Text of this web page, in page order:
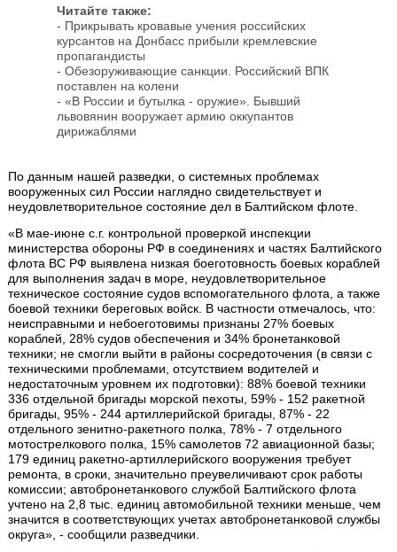
Читайте также:
- Прикрывать кровавые учения российских
курсантов на Донбасс прибыли кремлевские
пропагандисты
- Обезоруживающие санкции. Российский ВПК
поставлен на колени
- «В России и бутылка - оружие». Бывший
львовянин вооружает армию оккупантов
дирижаблями
По данным нашей разведки, о системных проблемах
вооруженных сил России наглядно свидетельствует и
неудовлетворительное состояние дел в Балтийском флоте.
«В мае-июне с.г. контрольной проверкой инспекции
министерства обороны РФ в соединениях и частях Балтийского
флота ВС РФ выявлена низкая боеготовность боевых кораблей
для выполнения задач в море, неудовлетворительное
техническое состояние судов вспомогательного флота, а также
боевой техники береговых войск. В частности отмечалось, что:
неисправными и небоеготовимы признаны 27% боевых
кораблей, 28% судов обеспечения и 34% бронетанковой
техники; не смогли выйти в районы сосредоточения (в связи с
техническими проблемами, отсутствием водителей и
недостаточным уровнем их подготовки): 88% боевой техники
336 отдельной бригады морской пехоты, 59% - 152 ракетной
бригады, 95% - 244 артиллерийской бригады, 87% - 22
отдельного зенитно-ракетного полка, 78% - 7 отдельного
мотострелкового полка, 15% самолетов 72 авиационной базы;
179 единиц ракетно-артиллерийского вооружения требует
ремонта, в сроки, значительно преувеличивают срок работы
комиссии; автобронетанкового службой Балтийского флота
учтено на 2,8 тыс. единиц автомобильной техники меньше, чем
значится в соответствующих учетах автобронетанковой службы
округа», - сообщили разведчики.